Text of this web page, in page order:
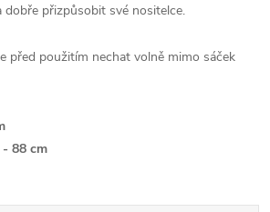
dobře přizpůsobit své nositelce.
před použitím nechat volně mimo sáček
- 88 cm